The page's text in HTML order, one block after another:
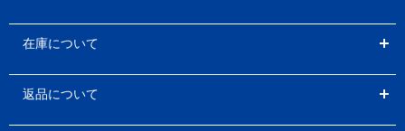
在庫について
返品について